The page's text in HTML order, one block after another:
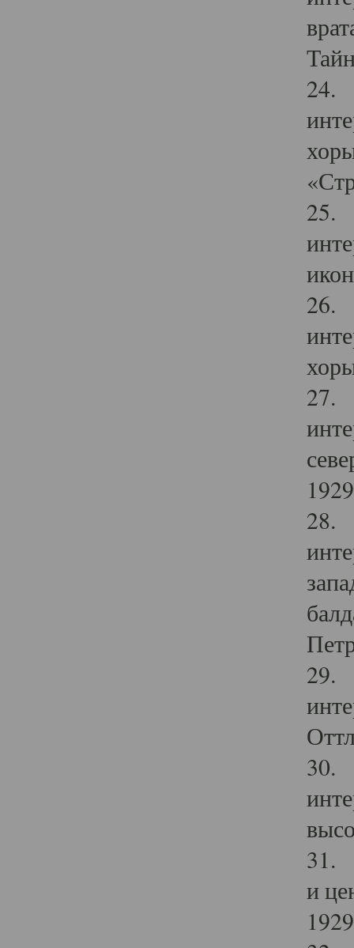
24.
25.
26.
27.
28.
29.
30.
31.
и